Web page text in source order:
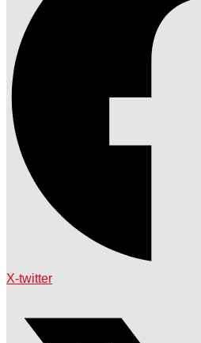
X-twitter